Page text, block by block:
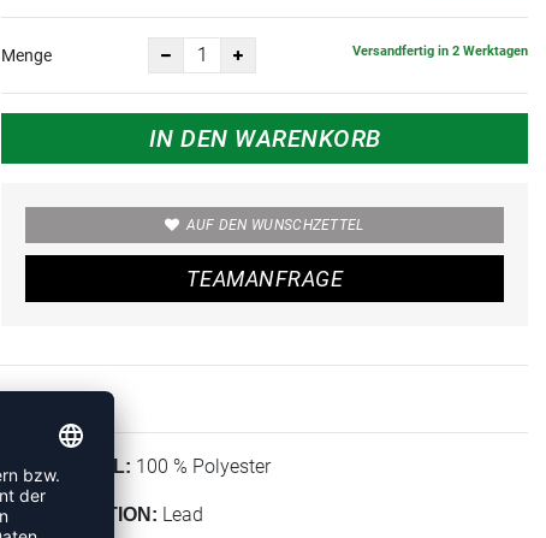
Menge Versandfertig in 2 Werktagen
IN DEN WARENKORB
AUF DEN WUNSCHZETTEL
TEAMANFRAGE
MATERIAL: 100 % Polyester
KOLLEKTION: Lead